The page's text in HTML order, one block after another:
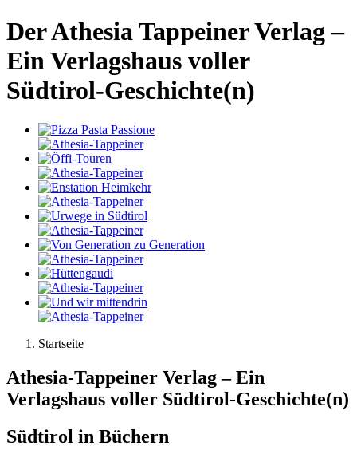
Der Athesia Tappeiner Verlag –
Ein Verlagshaus voller
Südtirol-Geschichte(n)
Startseite
Athesia-Tappeiner Verlag – Ein
Verlagshaus voller Südtirol-Geschichte(n)
Südtirol in Büchern